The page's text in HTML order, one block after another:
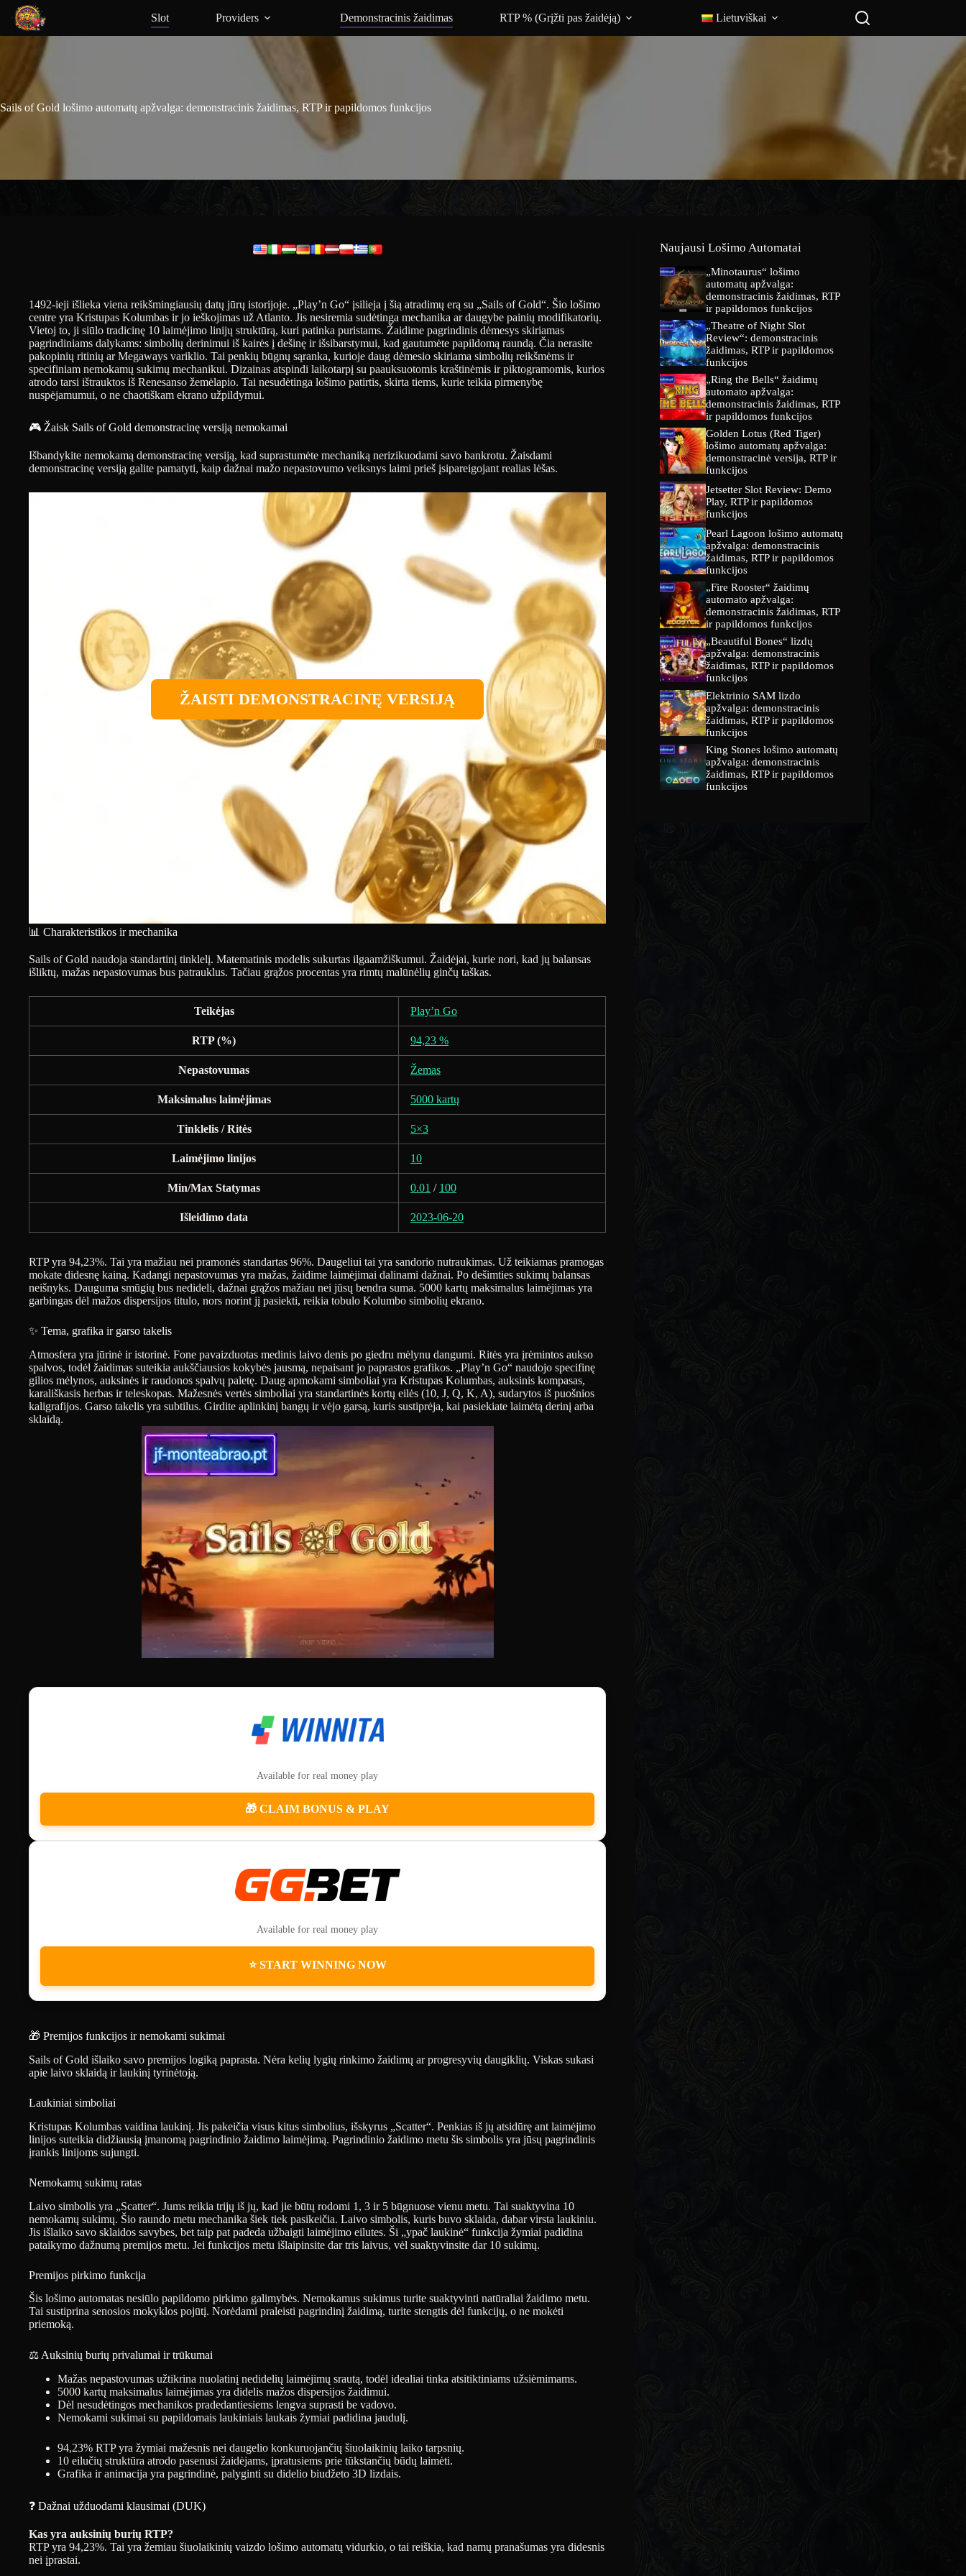
Slot Providers Demonstracinis žaidimas RTP % (Grįžti pas žaidėją) Lietuviškai
Sails of Gold lošimo automatų apžvalga: demonstracinis žaidimas, RTP ir papildomos funkcijos
1492-ieji išlieka viena reikšmingiausių datų jūrų istorijoje. „Play’n Go“ įsilieja į šią atradimų erą su „Sails of Gold“. Šio lošimo
centre yra Kristupas Kolumbas ir jo ieškojimas už Atlanto. Jis nesiremia sudėtinga mechanika ar daugybe painių modifikatorių.
Vietoj to, ji siūlo tradicinę 10 laimėjimo linijų struktūrą, kuri patinka puristams. Žaidime pagrindinis dėmesys skiriamas
pagrindiniams dalykams: simbolių derinimui iš kairės į dešinę ir išsibarstymui, kad gautumėte papildomą raundą. Čia nerasite
pakopinių ritinių ar Megaways variklio. Tai penkių būgnų sąranka, kurioje daug dėmesio skiriama simbolių reikšmėms ir
specifiniam nemokamų sukimų mechanikui. Dizainas atspindi laikotarpį su paauksuotomis kraštinėmis ir piktogramomis, kurios
atrodo tarsi ištrauktos iš Renesanso žemėlapio. Tai nesudėtinga lošimo patirtis, skirta tiems, kurie teikia pirmenybę
nuspėjamumui, o ne chaotiškam ekrano užpildymui.
🎮 Žaisk Sails of Gold demonstracinę versiją nemokamai
Išbandykite nemokamą demonstracinę versiją, kad suprastumėte mechaniką nerizikuodami savo bankrotu. Žaisdami
demonstracinę versiją galite pamatyti, kaip dažnai mažo nepastovumo veiksnys laimi prieš įsipareigojant realias lėšas.
ŽAISTI DEMONSTRACINĘ VERSIJĄ
📊 Charakteristikos ir mechanika
Sails of Gold naudoja standartinį tinklelį. Matematinis modelis sukurtas ilgaamžiškumui. Žaidėjai, kurie nori, kad jų balansas
išliktų, mažas nepastovumas bus patrauklus. Tačiau grąžos procentas yra rimtų malūnėlių ginčų taškas.
Teikėjas Play’n Go
RTP (%) 94,23 %
Nepastovumas Žemas
Maksimalus laimėjimas 5000 kartų
Tinklelis / Ritės 5×3
Laimėjimo linijos 10
Min/Max Statymas 0.01 / 100
Išleidimo data 2023-06-20
RTP yra 94,23%. Tai yra mažiau nei pramonės standartas 96%. Daugeliui tai yra sandorio nutraukimas. Už teikiamas pramogas
mokate didesnę kainą. Kadangi nepastovumas yra mažas, žaidime laimėjimai dalinami dažnai. Po dešimties sukimų balansas
neišnyks. Dauguma smūgių bus nedideli, dažnai grąžos mažiau nei jūsų bendra suma. 5000 kartų maksimalus laimėjimas yra
garbingas dėl mažos dispersijos titulo, nors norint jį pasiekti, reikia tobulo Kolumbo simbolių ekrano.
✨ Tema, grafika ir garso takelis
Atmosfera yra jūrinė ir istorinė. Fone pavaizduotas medinis laivo denis po giedru mėlynu dangumi. Ritės yra įrėmintos aukso
spalvos, todėl žaidimas suteikia aukščiausios kokybės jausmą, nepaisant jo paprastos grafikos. „Play’n Go“ naudojo specifinę
gilios mėlynos, auksinės ir raudonos spalvų paletę. Daug apmokami simboliai yra Kristupas Kolumbas, auksinis kompasas,
karališkasis herbas ir teleskopas. Mažesnės vertės simboliai yra standartinės kortų eilės (10, J, Q, K, A), sudarytos iš puošnios
kaligrafijos. Garso takelis yra subtilus. Girdite aplinkinį bangų ir vėjo garsą, kuris sustiprėja, kai pasiekiate laimėtą derinį arba
sklaidą.
Available for real money play
🎁 CLAIM BONUS & PLAY
Available for real money play
⭐ START WINNING NOW
🎁 Premijos funkcijos ir nemokami sukimai
Sails of Gold išlaiko savo premijos logiką paprasta. Nėra kelių lygių rinkimo žaidimų ar progresyvių daugiklių. Viskas sukasi
apie laivo sklaidą ir laukinį tyrinėtoją.
Laukiniai simboliai
Kristupas Kolumbas vaidina laukinį. Jis pakeičia visus kitus simbolius, išskyrus „Scatter“. Penkias iš jų atsidūrę ant laimėjimo
linijos suteikia didžiausią įmanomą pagrindinio žaidimo laimėjimą. Pagrindinio žaidimo metu šis simbolis yra jūsų pagrindinis
įrankis linijoms sujungti.
Nemokamų sukimų ratas
Laivo simbolis yra „Scatter“. Jums reikia trijų iš jų, kad jie būtų rodomi 1, 3 ir 5 būgnuose vienu metu. Tai suaktyvina 10
nemokamų sukimų. Šio raundo metu mechanika šiek tiek pasikeičia. Laivo simbolis, kuris buvo sklaida, dabar virsta laukiniu.
Jis išlaiko savo sklaidos savybes, bet taip pat padeda užbaigti laimėjimo eilutes. Ši „ypač laukinė“ funkcija žymiai padidina
pataikymo dažnumą premijos metu. Jei funkcijos metu išlaipinsite dar tris laivus, vėl suaktyvinsite dar 10 sukimų.
Premijos pirkimo funkcija
Šis lošimo automatas nesiūlo papildomo pirkimo galimybės. Nemokamus sukimus turite suaktyvinti natūraliai žaidimo metu.
Tai sustiprina senosios mokyklos pojūtį. Norėdami praleisti pagrindinį žaidimą, turite stengtis dėl funkcijų, o ne mokėti
priemoką.
⚖️ Auksinių burių privalumai ir trūkumai
Mažas nepastovumas užtikrina nuolatinį nedidelių laimėjimų srautą, todėl idealiai tinka atsitiktiniams užsiėmimams.
5000 kartų maksimalus laimėjimas yra didelis mažos dispersijos žaidimui.
Dėl nesudėtingos mechanikos pradedantiesiems lengva suprasti be vadovo.
Nemokami sukimai su papildomais laukiniais laukais žymiai padidina jaudulį.
94,23% RTP yra žymiai mažesnis nei daugelio konkuruojančių šiuolaikinių laiko tarpsnių.
10 eilučių struktūra atrodo pasenusi žaidėjams, įpratusiems prie tūkstančių būdų laimėti.
Grafika ir animacija yra pagrindinė, palyginti su didelio biudžeto 3D lizdais.
❓ Dažnai užduodami klausimai (DUK)
Kas yra auksinių burių RTP?
RTP yra 94,23%. Tai yra žemiau šiuolaikinių vaizdo lošimo automatų vidurkio, o tai reiškia, kad namų pranašumas yra didesnis
nei įprastai.
Naujausi Lošimo Automatai
„Minotaurus“ lošimo
automatų apžvalga:
demonstracinis žaidimas, RTP
ir papildomos funkcijos
„Theatre of Night Slot
Review“: demonstracinis
žaidimas, RTP ir papildomos
funkcijos
„Ring the Bells“ žaidimų
automato apžvalga:
demonstracinis žaidimas, RTP
ir papildomos funkcijos
Golden Lotus (Red Tiger)
lošimo automatų apžvalga:
demonstracinė versija, RTP ir
funkcijos
Jetsetter Slot Review: Demo
Play, RTP ir papildomos
funkcijos
Pearl Lagoon lošimo automatų
apžvalga: demonstracinis
žaidimas, RTP ir papildomos
funkcijos
„Fire Rooster“ žaidimų
automato apžvalga:
demonstracinis žaidimas, RTP
ir papildomos funkcijos
„Beautiful Bones“ lizdų
apžvalga: demonstracinis
žaidimas, RTP ir papildomos
funkcijos
Elektrinio SAM lizdo
apžvalga: demonstracinis
žaidimas, RTP ir papildomos
funkcijos
King Stones lošimo automatų
apžvalga: demonstracinis
žaidimas, RTP ir papildomos
funkcijos